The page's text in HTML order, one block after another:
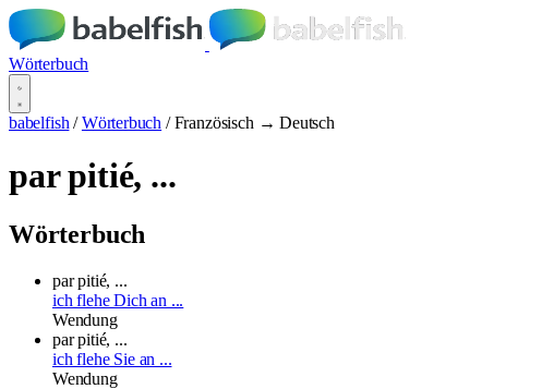
Wörterbuch
babelfish / Wörterbuch / Französisch → Deutsch
par pitié, ...
Wörterbuch
par pitié, ...
ich flehe Dich an ...
Wendung
par pitié, ...
ich flehe Sie an ...
Wendung